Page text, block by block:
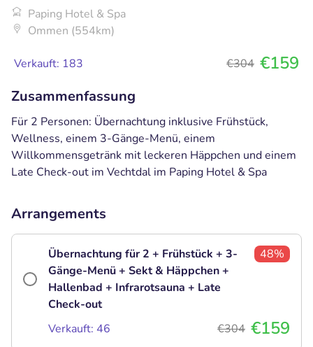
Paping Hotel & Spa
Ommen (554km)
Verkauft: 183 €304 €159
Zusammenfassung
Für 2 Personen: Übernachtung inklusive Frühstück,
Wellness, einem 3-Gänge-Menü, einem
Willkommensgetränk mit leckeren Häppchen und einem
Late Check-out im Vechtdal im Paping Hotel & Spa
Arrangements
Übernachtung für 2 + Frühstück + 3-
Gänge-Menü + Sekt & Häppchen +
Hallenbad + Infrarotsauna + Late
Check-out
48%
Verkauft: 46 €304 €159